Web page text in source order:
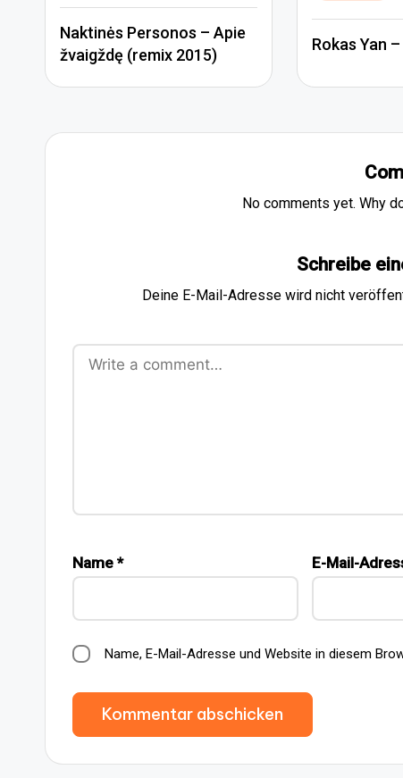
Naktinės Personos – Apie
žvaigždę (remix 2015)
Rokas Yan
No comments yet. Why
Schreibe
Deine E-Mail-Adresse wird nicht
Name * E-Mail-
Name, E-Mail-Adresse und Website in diesem